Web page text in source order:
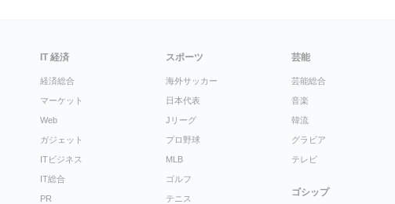
IT 経済
経済総合
マーケット
Web
ガジェット
ITビジネス
IT総合
PR
スポーツ
海外サッカー
日本代表
Jリーグ
プロ野球
MLB
ゴルフ
テニス
芸能
芸能総合
音楽
韓流
グラビア
テレビ
ゴシップ